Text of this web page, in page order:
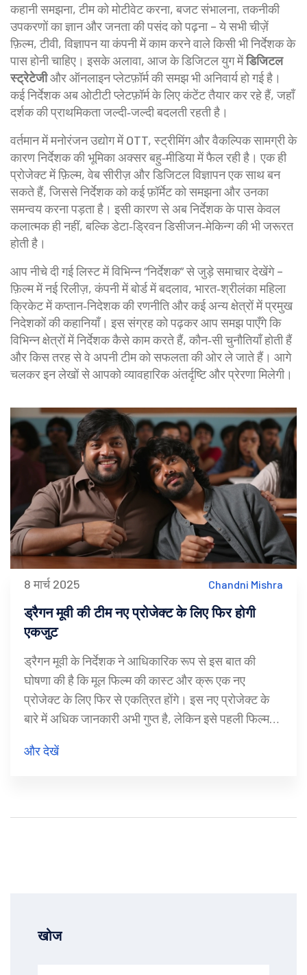
कहानी समझना, टीम को मोटीवेट करना, बजट संभालना, तकनीकी
उपकरणों का ज्ञान और जनता की पसंद को पढ़ना – ये सभी चीज़ें
फ़िल्म, टीवी, विज्ञापन या कंपनी में काम करने वाले किसी भी निर्देशक के
पास होनी चाहिए। इसके अलावा, आज के डिजिटल युग मेंडिजिटल
स्ट्रेटेजीऔर ऑनलाइन प्लेटफ़ॉर्म की समझ भी अनिवार्य हो गई है।
कई निर्देशक अब ओटीटी प्लेटफ़ॉर्म के लिए कंटेंट तैयार कर रहे हैं, जहाँ
दर्शक की प्राथमिकता जल्दी‑जल्दी बदलती रहती है।
वर्तमान में मनोरंजन उद्योग में OTT, स्ट्रीमिंग और वैकल्पिक सामग्री के
कारण निर्देशक की भूमिका अक्सर बहु‑मीडिया में फैल रही है। एक ही
प्रोजेक्ट में फ़िल्म, वेब सीरीज़ और डिजिटल विज्ञापन एक साथ बन
सकते हैं, जिससे निर्देशक को कई फ़ॉर्मेट को समझना और उनका
समन्वय करना पड़ता है। इसी कारण से अब निर्देशक के पास केवल
कलात्मक ही नहीं, बल्कि डेटा‑ड्रिवन डिसीजन‑मेकिन्ग की भी जरूरत
होती है।
आप नीचे दी गई लिस्ट में विभिन्न “निर्देशक” से जुड़े समाचार देखेंगे –
फ़िल्म में नई रिलीज़, कंपनी में बोर्ड में बदलाव, भारत‑श्रीलंका महिला
क्रिकेट में कप्तान‑निदेशक की रणनीति और कई अन्य क्षेत्रों में प्रमुख
निदेशकों की कहानियाँ। इस संग्रह को पढ़कर आप समझ पाएँगे कि
विभिन्न क्षेत्रों में निर्देशक कैसे काम करते हैं, कौन‑सी चुनौतियाँ होती हैं
और किस तरह से वे अपनी टीम को सफलता की ओर ले जाते हैं। आगे
चलकर इन लेखों से आपको व्यावहारिक अंतर्दृष्टि और प्रेरणा मिलेगी।
8 मार्च 2025 Chandni Mishra
ड्रैगन मूवी की टीम नए प्रोजेक्ट के लिए फिर होगी
एकजुट
ड्रैगन मूवी के निर्देशक ने आधिकारिक रूप से इस बात की
घोषणा की है कि मूल फिल्म की कास्ट और क्रू एक नए
प्रोजेक्ट के लिए फिर से एकत्रित होंगे। इस नए प्रोजेक्ट के
बारे में अधिक जानकारी अभी गुप्त है, लेकिन इसे पहली फिल्म
किया जा रहा है। दर्शक परिचित किरदारों और नई कहानियों की
और देखें
खोज